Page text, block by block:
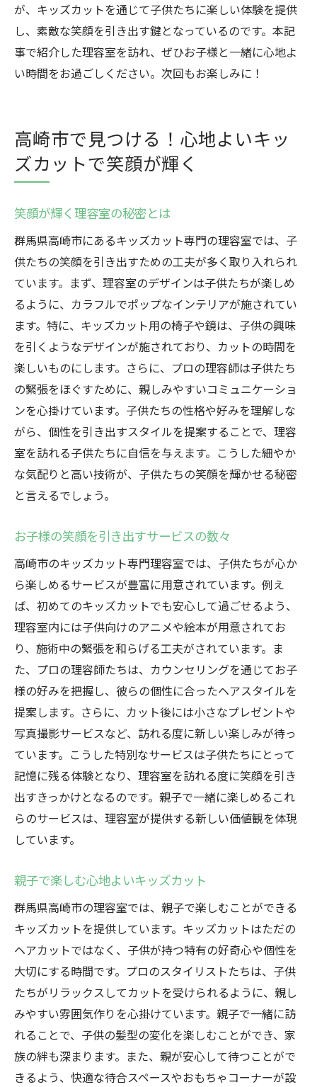
が、キッズカットを通じて子供たちに楽しい体験を提供
し、素敵な笑顔を引き出す鍵となっているのです。本記
事で紹介した理容室を訪れ、ぜひお子様と一緒に心地よ
い時間をお過ごしください。次回もお楽しみに！
高崎市で見つける！心地よいキッ
ズカットで笑顔が輝く
笑顔が輝く理容室の秘密とは
群馬県高崎市にあるキッズカット専門の理容室では、子
供たちの笑顔を引き出すための工夫が多く取り入れられ
ています。まず、理容室のデザインは子供たちが楽しめ
るように、カラフルでポップなインテリアが施されてい
ます。特に、キッズカット用の椅子や鏡は、子供の興味
を引くようなデザインが施されており、カットの時間を
楽しいものにします。さらに、プロの理容師は子供たち
の緊張をほぐすために、親しみやすいコミュニケーショ
ンを心掛けています。子供たちの性格や好みを理解しな
がら、個性を引き出すスタイルを提案することで、理容
室を訪れる子供たちに自信を与えます。こうした細やか
な気配りと高い技術が、子供たちの笑顔を輝かせる秘密
と言えるでしょう。
お子様の笑顔を引き出すサービスの数々
高崎市のキッズカット専門理容室では、子供たちが心か
ら楽しめるサービスが豊富に用意されています。例え
ば、初めてのキッズカットでも安心して過ごせるよう、
理容室内には子供向けのアニメや絵本が用意されてお
り、施術中の緊張を和らげる工夫がされています。ま
た、プロの理容師たちは、カウンセリングを通じてお子
様の好みを把握し、彼らの個性に合ったヘアスタイルを
提案します。さらに、カット後には小さなプレゼントや
写真撮影サービスなど、訪れる度に新しい楽しみが待っ
ています。こうした特別なサービスは子供たちにとって
記憶に残る体験となり、理容室を訪れる度に笑顔を引き
出すきっかけとなるのです。親子で一緒に楽しめるこれ
らのサービスは、理容室が提供する新しい価値観を体現
しています。
親子で楽しむ心地よいキッズカット
群馬県高崎市の理容室では、親子で楽しむことができる
キッズカットを提供しています。キッズカットはただの
ヘアカットではなく、子供が持つ特有の好奇心や個性を
大切にする時間です。プロのスタイリストたちは、子供
たちがリラックスしてカットを受けられるように、親し
みやすい雰囲気作りを心掛けています。親子で一緒に訪
れることで、子供の髪型の変化を楽しむことができ、家
族の絆も深まります。また、親が安心して待つことがで
きるよう、快適な待合スペースやおもちゃコーナーが設